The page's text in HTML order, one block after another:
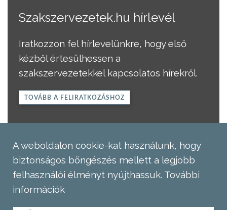
Szakszervezetek.hu hírlevél
Iratkozzon fel hírlevelünkre, hogy első
kézből értesülhessen a
szakszervezetekkel kapcsolatos hírekről.
TOVÁBB A FELIRATKOZÁSHOZ
A weboldalon cookie-kat használunk, hogy
biztonságos böngészés mellett a legjobb
felhasználói élményt nyújthassuk. További
információk